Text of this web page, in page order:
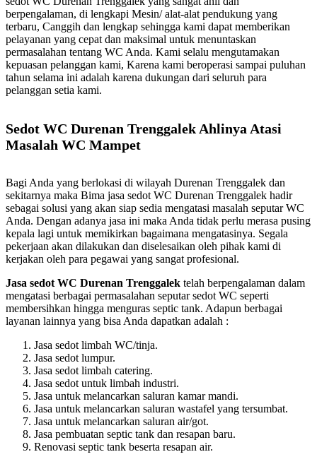
berpengalaman, di lengkapi Mesin/ alat-alat pendukung yang
terbaru, Canggih dan lengkap sehingga kami dapat memberikan
pelayanan yang cepat dan maksimal untuk menuntaskan
permasalahan tentang WC Anda. Kami selalu mengutamakan
kepuasan pelanggan kami, Karena kami beroperasi sampai puluhan
tahun selama ini adalah karena dukungan dari seluruh para
pelanggan setia kami.
Sedot WC Durenan Trenggalek Ahlinya Atasi
Masalah WC Mampet
Bagi Anda yang berlokasi di wilayah Durenan Trenggalek dan
sekitarnya maka Bima jasa sedot WC Durenan Trenggalek hadir
sebagai solusi yang akan siap sedia mengatasi masalah seputar WC
Anda. Dengan adanya jasa ini maka Anda tidak perlu merasa pusing
kepala lagi untuk memikirkan bagaimana mengatasinya. Segala
pekerjaan akan dilakukan dan diselesaikan oleh pihak kami di
kerjakan oleh para pegawai yang sangat profesional.
Jasa sedot WC Durenan Trenggalek telah berpengalaman dalam
mengatasi berbagai permasalahan seputar sedot WC seperti
membersihkan hingga menguras septic tank. Adapun berbagai
layanan lainnya yang bisa Anda dapatkan adalah :
Jasa sedot limbah WC/tinja.
Jasa sedot lumpur.
Jasa sedot limbah catering.
Jasa sedot untuk limbah industri.
Jasa untuk melancarkan saluran kamar mandi.
Jasa untuk melancarkan saluran wastafel yang tersumbat.
Jasa untuk melancarkan saluran air/got.
Jasa pembuatan septic tank dan resapan baru.
Renovasi septic tank beserta resapan air.